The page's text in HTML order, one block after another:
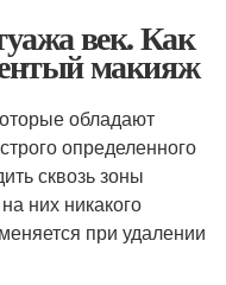
век. Как
макияж
обладают
определенного
сквозь зоны
них никакого
при удалении